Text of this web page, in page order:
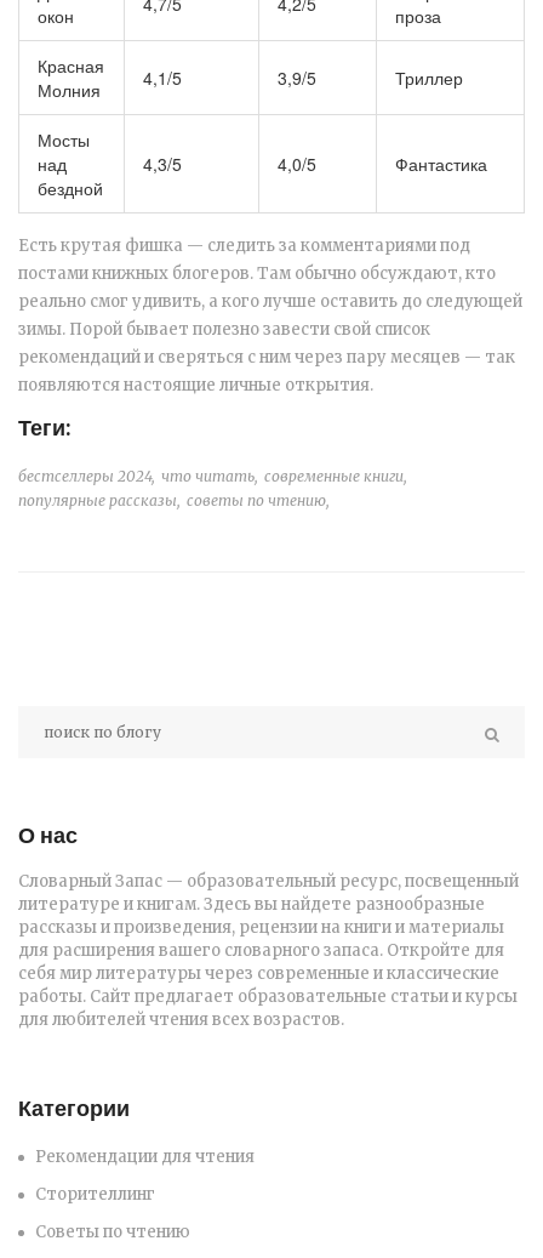
окон
проза
Красная
Молния
4,1/5 3,9/5 Триллер
Мосты
над
бездной
4,3/5 4,0/5 Фантастика
Есть крутая фишка — следить за комментариями под
постами книжных блогеров. Там обычно обсуждают, кто
реально смог удивить, а кого лучше оставить до следующей
зимы. Порой бывает полезно завести свой список
рекомендаций и сверяться с ним через пару месяцев — так
появляются настоящие личные открытия.
Теги:
бестселлеры 2024, что читать, современные книги,
популярные рассказы, советы по чтению,
О нас
Словарный Запас — образовательный ресурс, посвещенный
литературе и книгам. Здесь вы найдете разнообразные
рассказы и произведения, рецензии на книги и материалы
для расширения вашего словарного запаса. Откройте для
себя мир литературы через современные и классические
работы. Сайт предлагает образовательные статьи и курсы
для любителей чтения всех возрастов.
Категории
Рекомендации для чтения
Сторителлинг
Советы по чтению